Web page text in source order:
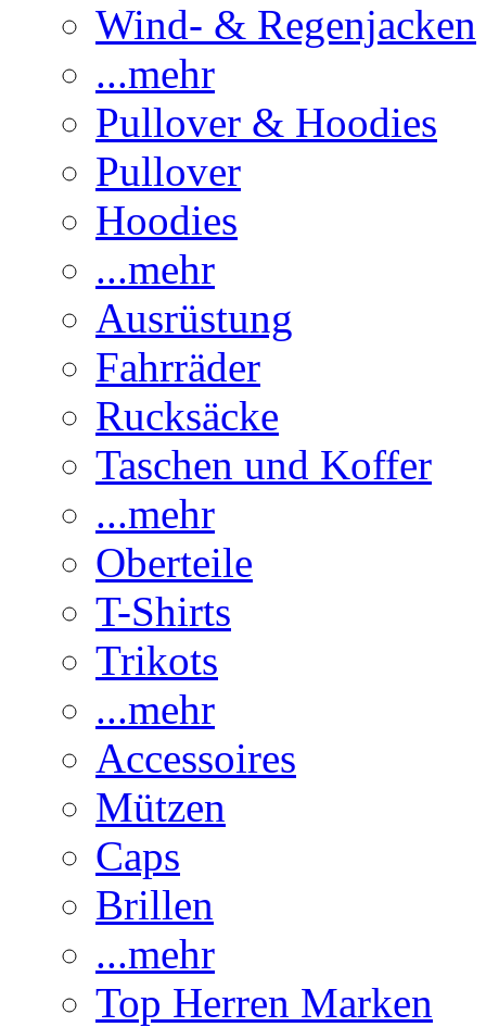
Wind- & Regenjacken
...mehr
Pullover & Hoodies
Pullover
Hoodies
...mehr
Ausrüstung
Fahrräder
Rucksäcke
Taschen und Koffer
...mehr
Oberteile
T-Shirts
Trikots
...mehr
Accessoires
Mützen
Caps
Brillen
...mehr
Top Herren Marken